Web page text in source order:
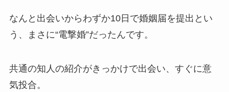
なんと出会いからわずか10日で婚姻届を提出とい
う、まさに“電撃婚”だったんです。
共通の知人の紹介がきっかけで出会い、すぐに意
気投合。